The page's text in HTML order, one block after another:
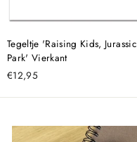
Tegeltje 'Raising Kids, Jurassic
Park' Vierkant
€12,95